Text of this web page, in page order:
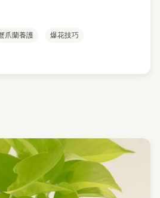
爪蘭養護 爆花技巧